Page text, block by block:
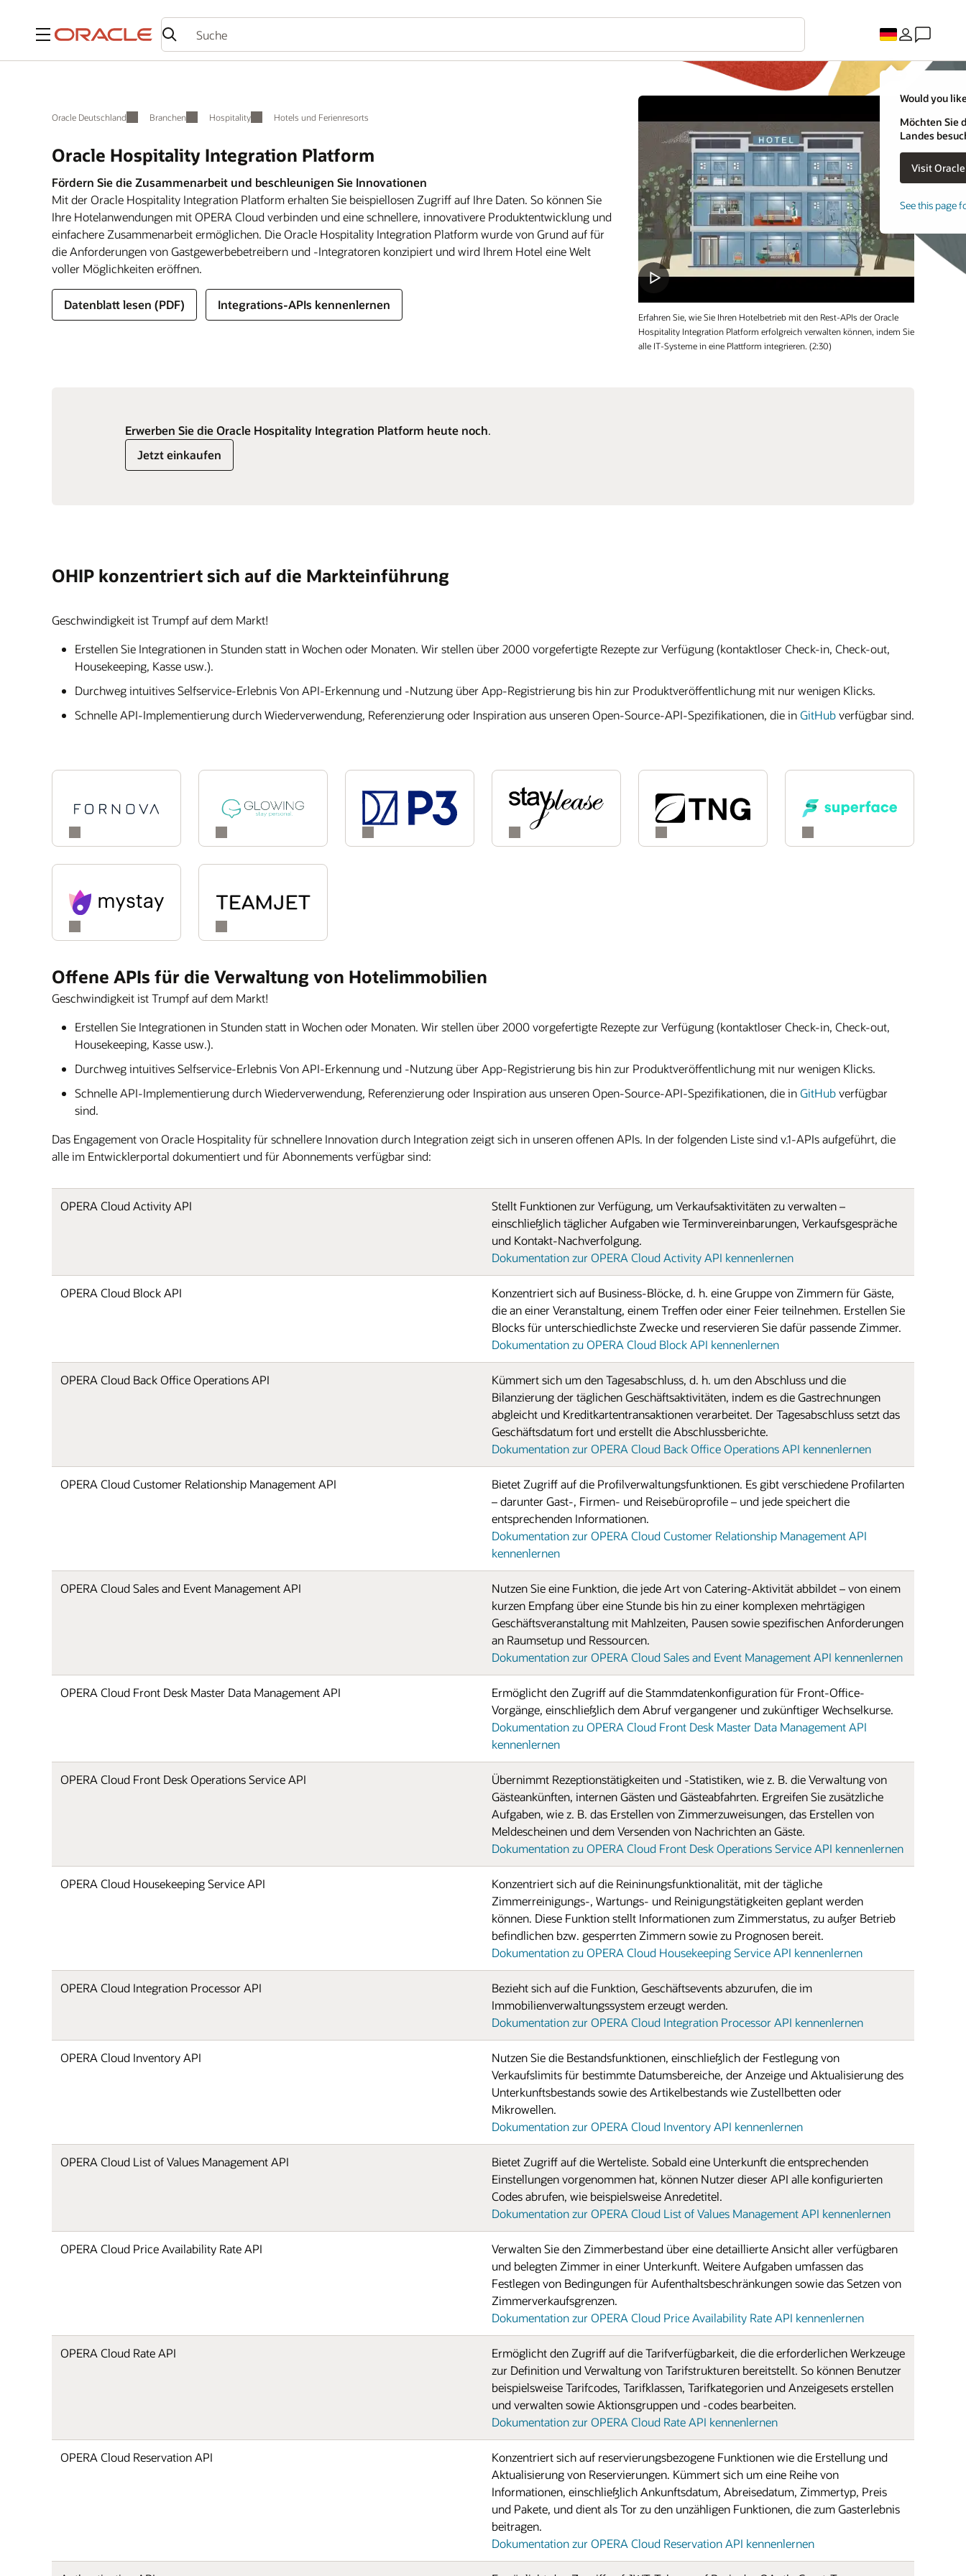
Menü
Would you
Möchten Sie
Landes
See this page
Oracle Deutschland Branchen Hospitality Hotels und Ferienresorts
Oracle Hospitality Integration Platform
Erfahren Sie, wie Sie Ihren Hotelbetrieb mit den Rest-APIs der Oracle
Hospitality Integration Platform erfolgreich verwalten können, indem Sie
alle IT-Systeme in eine Plattform integrieren. (2:30)
Fördern Sie die Zusammenarbeit und beschleunigen Sie Innovationen
Mit der Oracle Hospitality Integration Platform erhalten Sie beispiellosen Zugriff auf Ihre Daten. So können Sie
Ihre Hotelanwendungen mit OPERA Cloud verbinden und eine schnellere, innovativere Produktentwicklung und
einfachere Zusammenarbeit ermöglichen. Die Oracle Hospitality Integration Platform wurde von Grund auf für
die Anforderungen von Gastgewerbebetreibern und -Integratoren konzipiert und wird Ihrem Hotel eine Welt
voller Möglichkeiten eröffnen.
Datenblatt lesen (PDF) Integrations-APIs kennenlernen
Erwerben Sie die Oracle Hospitality Integration Platform heute noch.
Jetzt einkaufen
OHIP konzentriert sich auf die Markteinführung
Geschwindigkeit ist Trumpf auf dem Markt!
Erstellen Sie Integrationen in Stunden statt in Wochen oder Monaten. Wir stellen über 2000 vorgefertigte Rezepte zur Verfügung (kontaktloser Check-in, Check-out,
Housekeeping, Kasse usw.).
Durchweg intuitives Selfservice-Erlebnis Von API-Erkennung und -Nutzung über App-Registrierung bis hin zur Produktveröffentlichung mit nur wenigen Klicks.
Schnelle API-Implementierung durch Wiederverwendung, Referenzierung oder Inspiration aus unseren Open-Source-API-Spezifikationen, die inGitHubverfügbar sind.
Offene APIs für die Verwaltung von Hotelimmobilien
Geschwindigkeit ist Trumpf auf dem Markt!
Erstellen Sie Integrationen in Stunden statt in Wochen oder Monaten. Wir stellen über 2000 vorgefertigte Rezepte zur Verfügung (kontaktloser Check-in, Check-out,
Housekeeping, Kasse usw.).
Durchweg intuitives Selfservice-Erlebnis Von API-Erkennung und -Nutzung über App-Registrierung bis hin zur Produktveröffentlichung mit nur wenigen Klicks.
Schnelle API-Implementierung durch Wiederverwendung, Referenzierung oder Inspiration aus unseren Open-Source-API-Spezifikationen, die inGitHubverfügbar
sind.
Das Engagement von Oracle Hospitality für schnellere Innovation durch Integration zeigt sich in unseren offenen APIs. In der folgenden Liste sind v.1-APIs aufgeführt, die
alle im Entwicklerportal dokumentiert und für Abonnements verfügbar sind:
OPERA Cloud Activity API
Stellt Funktionen zur Verfügung, um Verkaufsaktivitäten zu verwalten –
einschließlich täglicher Aufgaben wie Terminvereinbarungen, Verkaufsgespräche
und Kontakt-Nachverfolgung.
Dokumentation zur OPERA Cloud Activity API kennenlernen
OPERA Cloud Block API
Konzentriert sich auf Business-Blöcke, d. h. eine Gruppe von Zimmern für Gäste,
die an einer Veranstaltung, einem Treffen oder einer Feier teilnehmen. Erstellen Sie
Blocks für unterschiedlichste Zwecke und reservieren Sie dafür passende Zimmer.
Dokumentation zu OPERA Cloud Block API kennenlernen
OPERA Cloud Back Office Operations API
Kümmert sich um den Tagesabschluss, d. h. um den Abschluss und die
Bilanzierung der täglichen Geschäftsaktivitäten, indem es die Gastrechnungen
abgleicht und Kreditkartentransaktionen verarbeitet. Der Tagesabschluss setzt das
Geschäftsdatum fort und erstellt die Abschlussberichte.
Dokumentation zur OPERA Cloud Back Office Operations API kennenlernen
OPERA Cloud Customer Relationship Management API
Bietet Zugriff auf die Profilverwaltungsfunktionen. Es gibt verschiedene Profilarten
– darunter Gast-, Firmen- und Reisebüroprofile – und jede speichert die
entsprechenden Informationen.
Dokumentation zur OPERA Cloud Customer Relationship Management API
kennenlernen
OPERA Cloud Sales and Event Management API
Nutzen Sie eine Funktion, die jede Art von Catering-Aktivität abbildet – von einem
kurzen Empfang über eine Stunde bis hin zu einer komplexen mehrtägigen
Geschäftsveranstaltung mit Mahlzeiten, Pausen sowie spezifischen Anforderungen
an Raumsetup und Ressourcen.
Dokumentation zur OPERA Cloud Sales and Event Management API kennenlernen
OPERA Cloud Front Desk Master Data Management API
Ermöglicht den Zugriff auf die Stammdatenkonfiguration für Front-Office-
Vorgänge, einschließlich dem Abruf vergangener und zukünftiger Wechselkurse.
Dokumentation zu OPERA Cloud Front Desk Master Data Management API
kennenlernen
OPERA Cloud Front Desk Operations Service API
Übernimmt Rezeptionstätigkeiten und -Statistiken, wie z. B. die Verwaltung von
Gästeankünften, internen Gästen und Gästeabfahrten. Ergreifen Sie zusätzliche
Aufgaben, wie z. B. das Erstellen von Zimmerzuweisungen, das Erstellen von
Meldescheinen und dem Versenden von Nachrichten an Gäste.
Dokumentation zu OPERA Cloud Front Desk Operations Service API kennenlernen
OPERA Cloud Housekeeping Service API
Konzentriert sich auf die Reininungsfunktionalität, mit der tägliche
Zimmerreinigungs-, Wartungs- und Reinigungstätigkeiten geplant werden
können. Diese Funktion stellt Informationen zum Zimmerstatus, zu außer Betrieb
befindlichen bzw. gesperrten Zimmern sowie zu Prognosen bereit.
Dokumentation zu OPERA Cloud Housekeeping Service API kennenlernen
OPERA Cloud Integration Processor API
Bezieht sich auf die Funktion, Geschäftsevents abzurufen, die im
Immobilienverwaltungssystem erzeugt werden.
Dokumentation zur OPERA Cloud Integration Processor API kennenlernen
OPERA Cloud Inventory API
Nutzen Sie die Bestandsfunktionen, einschließlich der Festlegung von
Verkaufslimits für bestimmte Datumsbereiche, der Anzeige und Aktualisierung des
Unterkunftsbestands sowie des Artikelbestands wie Zustellbetten oder
Mikrowellen.
Dokumentation zur OPERA Cloud Inventory API kennenlernen
OPERA Cloud List of Values Management API
Bietet Zugriff auf die Werteliste. Sobald eine Unterkunft die entsprechenden
Einstellungen vorgenommen hat, können Nutzer dieser API alle konfigurierten
Codes abrufen, wie beispielsweise Anredetitel.
Dokumentation zur OPERA Cloud List of Values Management API kennenlernen
OPERA Cloud Price Availability Rate API
Verwalten Sie den Zimmerbestand über eine detaillierte Ansicht aller verfügbaren
und belegten Zimmer in einer Unterkunft. Weitere Aufgaben umfassen das
Festlegen von Bedingungen für Aufenthaltsbeschränkungen sowie das Setzen von
Zimmerverkaufsgrenzen.
Dokumentation zur OPERA Cloud Price Availability Rate API kennenlernen
OPERA Cloud Rate API
Ermöglicht den Zugriff auf die Tarifverfügbarkeit, die die erforderlichen Werkzeuge
zur Definition und Verwaltung von Tarifstrukturen bereitstellt. So können Benutzer
beispielsweise Tarifcodes, Tarifklassen, Tarifkategorien und Anzeigesets erstellen
und verwalten sowie Aktionsgruppen und -codes bearbeiten.
Dokumentation zur OPERA Cloud Rate API kennenlernen
OPERA Cloud Reservation API
Konzentriert sich auf reservierungsbezogene Funktionen wie die Erstellung und
Aktualisierung von Reservierungen. Kümmert sich um eine Reihe von
Informationen, einschließlich Ankunftsdatum, Abreisedatum, Zimmertyp, Preis
und Pakete, und dient als Tor zu den unzähligen Funktionen, die zum Gasterlebnis
beitragen.
Dokumentation zur OPERA Cloud Reservation API kennenlernen